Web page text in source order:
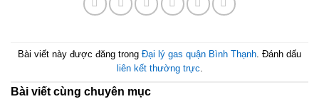
Bài viết này được đăng trong Đại lý gas quận Bình Thạnh . Đánh dấu
liên kết thường trực
Bài viết cùng chuyên mục